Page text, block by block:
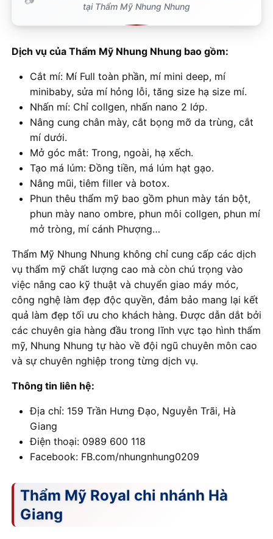
tại Thẩm Mỹ Nhung Nhung
Dịch vụ của Thẩm Mỹ Nhung Nhung bao gồm:
Cắt mí: Mí Full toàn phần, mí mini deep, mí
minibaby, sửa mí hỏng lỗi, tăng size hạ size mí.
Nhấn mí: Chỉ collgen, nhấn nano 2 lớp.
Nâng cung chân mày, cắt bọng mỡ da trùng, cắt
mí dưới.
Mở góc mắt: Trong, ngoài, hạ xếch.
Tạo má lúm: Đồng tiền, má lúm hạt gạo.
Nâng mũi, tiêm filler và botox.
Phun thêu thẩm mỹ bao gồm phun mày tán bột,
phun mày nano ombre, phun môi collgen, phun mí
mở tròng, mí cánh Phượng…
Thẩm Mỹ Nhung Nhung không chỉ cung cấp các dịch
vụ thẩm mỹ chất lượng cao mà còn chú trọng vào
việc nâng cao kỹ thuật và chuyển giao máy móc,
công nghệ làm đẹp độc quyền, đảm bảo mang lại kết
quả làm đẹp tối ưu cho khách hàng. Được dẫn dắt bởi
các chuyên gia hàng đầu trong lĩnh vực tạo hình thẩm
mỹ, Nhung Nhung tự hào về đội ngũ chuyên môn cao
và sự chuyên nghiệp trong từng dịch vụ.
Thông tin liên hệ:
Địa chỉ: 159 Trần Hưng Đạo, Nguyễn Trãi, Hà
Giang
Điện thoại: 0989 600 118
Facebook: FB.com/nhungnhung0209
Thẩm Mỹ Royal chi nhánh Hà
Giang